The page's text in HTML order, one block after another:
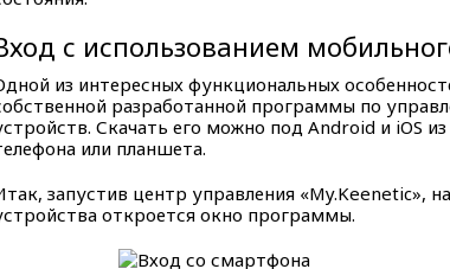
с использованием
из интересных функциональных
разработанной программы по
Скачать его можно под Android и iOS
или планшета.
запустив центр управления «My.Keenetic»,
откроется окно программы.